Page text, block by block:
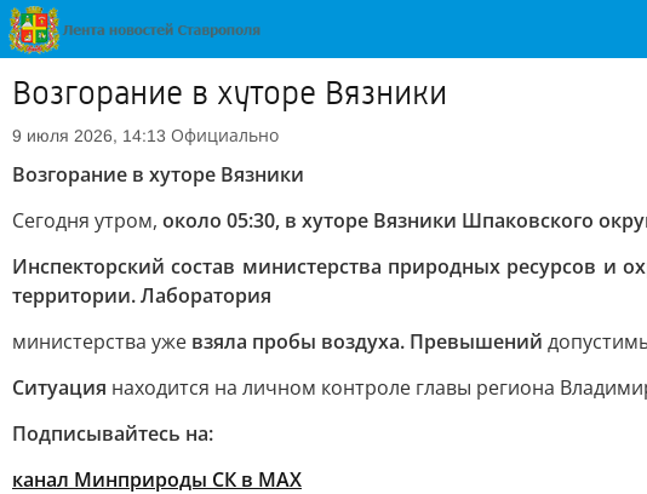
Возгорание в хуторе Вязники
9 июля 2026, 14:13 Официально
Возгорание в хуторе Вязники
Сегодня утром, около 05:30, в хуторе Вязники Шпаковского
Инспекторский состав министерства природных ресурсов и
территории. Лаборатория
министерства уже взяла пробы воздуха. Превышений
Ситуация находится на личном контроле главы региона
Подписывайтесь на:
канал Минприроды СК в MAX